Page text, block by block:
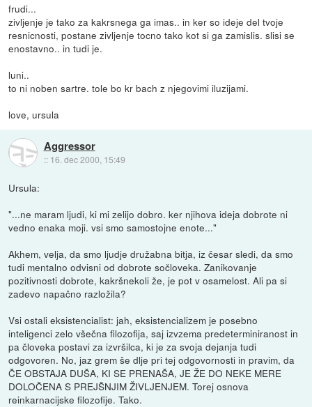
frudi...
zivljenje je tako za kakrsnega ga imas.. in ker so ideje del tvoje
resnicnosti, postane zivljenje tocno tako kot si ga zamislis. slisi se
enostavno.. in tudi je.
luni..
to ni noben sartre. tole bo kr bach z njegovimi iluzijami.
love, ursula
Aggressor
:: 16. dec 2000, 15:49
Ursula:
"...ne maram ljudi, ki mi zelijo dobro. ker njihova ideja dobrote ni
vedno enaka moji. vsi smo samostojne enote..."
Akhem, velja, da smo ljudje družabna bitja, iz česar sledi, da smo
tudi mentalno odvisni od dobrote sočloveka. Zanikovanje
pozitivnosti dobrote, kakršnekoli že, je pot v osamelost. Ali pa si
zadevo napačno razložila?
Vsi ostali eksistencialist: jah, eksistencializem je posebno
inteligenci zelo všečna filozofija, saj izvzema predeterminiranost in
pa človeka postavi za izvršilca, ki je za svoja dejanja tudi
odgovoren. No, jaz grem še dlje pri tej odgovornosti in pravim, da
ČE OBSTAJA DUŠA, KI SE PRENAŠA, JE ŽE DO NEKE MERE
DOLOČENA S PREJŠNJIM ŽIVLJENJEM. Torej osnova
reinkarnacijske filozofije. Tako.